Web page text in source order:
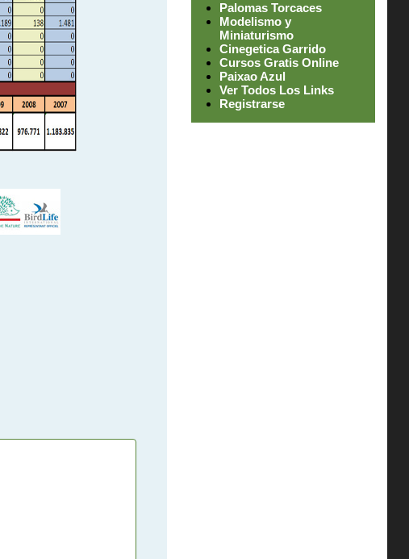
Palomas Torcaces
Modelismo y
Miniaturismo
Cinegetica Garrido
Cursos Gratis Online
Paixao Azul
Ver Todos Los Links
Registrarse